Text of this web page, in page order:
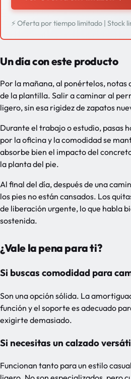
⚡ Oferta por tiempo limitado | Stock
Un día con este producto
Por la mañana, al ponértelos, notas
de la plantilla. Salir a caminar al
ligero, sin esa rigidez de zapatos
Durante el trabajo o estudio, pasas
por la oficina y la comodidad se
absorbe bien el impacto del
la planta del pie.
Al final del día, después de una
los pies no están cansados. Los
de liberación urgente, lo que habla
sostenida.
¿Vale la pena para ti?
Si buscas comodidad para
Son una opción sólida. La
función y el soporte es adecuado
exigirte demasiado.
Si necesitas un calzado
Funcionan tanto para un estilo